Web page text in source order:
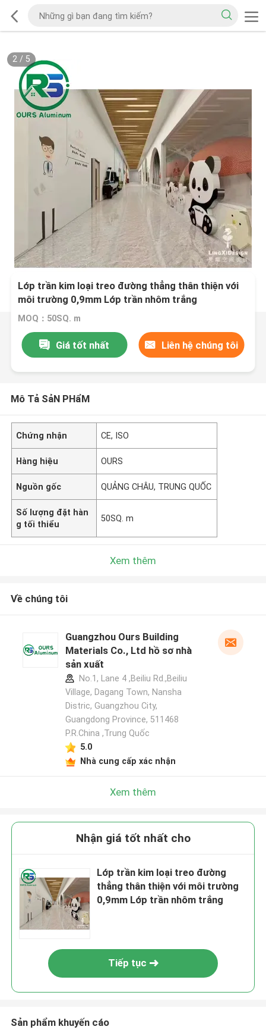
2/ 5
Lớp trần kim loại treo đường thẳng thân thiện với
môi trường 0,9mm Lớp trần nhôm trắng
MOQ：50SQ. m
Giá tốt nhất Liên hệ chúng tôi
Mô Tả SảN PHẩM
Chứng nhận CE, ISO
Hàng hiệu OURS
Nguồn gốc QUẢNG CHÂU, TRUNG QUỐC
Số lượng đặt hàn
g tối thiểu
50SQ. m
Xem thêm
Về chúng tôi
Guangzhou Ours Building
Materials Co., Ltd hồ sơ nhà
sản xuất
No.1, Lane 4 ,Beiliu Rd.,Beiliu
Village, Dagang Town, Nansha
Distric, Guangzhou City,
Guangdong Province, 511468
P.R.China ,Trung Quốc
5.0
Nhà cung cấp xác nhận
Xem thêm
Nhận giá tốt nhất cho
Lớp trần kim loại treo đường
thẳng thân thiện với môi trường
0,9mm Lớp trần nhôm trắng
Tiếp tục
Sản phẩm khuyến cáo